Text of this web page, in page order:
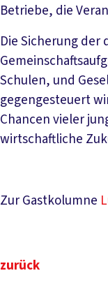
Betriebe, die
Die Sicherung der
Schulen, und
gegengesteuert
Chancen vieler
wirtschaftliche
Zur Gastkolumne
zurück